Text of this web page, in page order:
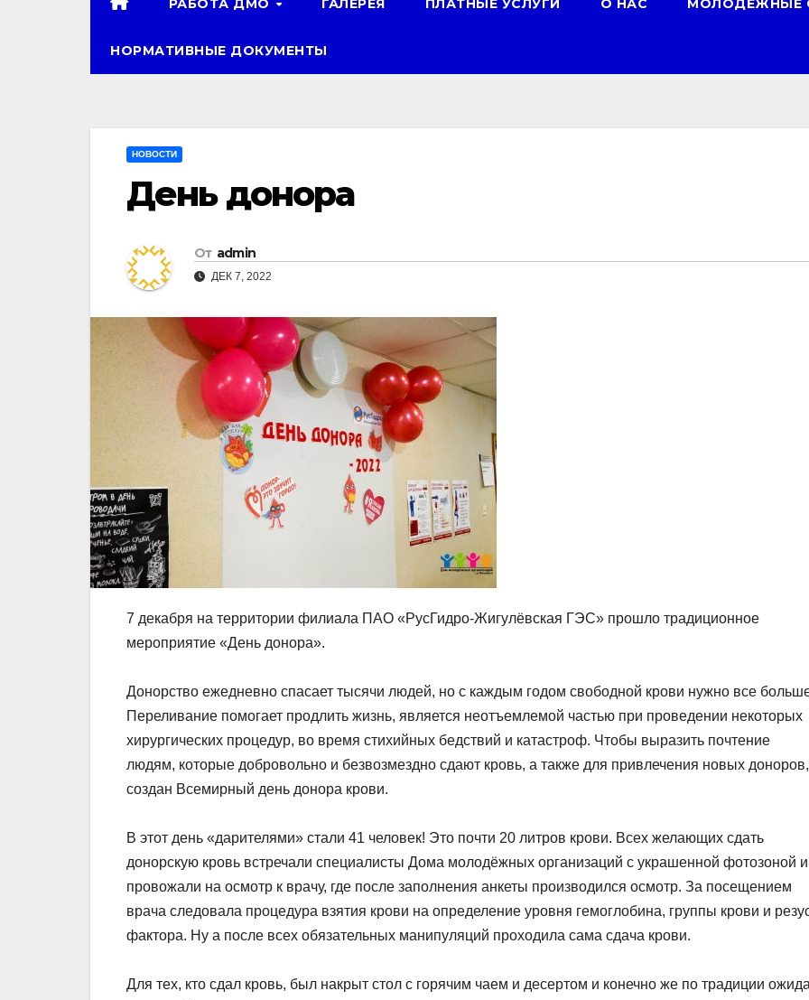
РАБОТА ДМО ГАЛЕРЕЯ ПЛАТНЫЕ УСЛУГИ О НАС МОЛОДЕЖНЫЕ
НОРМАТИВНЫЕ ДОКУМЕНТЫ
НОВОСТИ
День донора
От admin
ДЕК 7, 2022
7 декабря на территории филиала ПАО «РусГидро-Жигулёвская ГЭС» прошло традиционное
мероприятие «День донора».
Донорство ежедневно спасает тысячи людей, но с каждым годом свободной крови нужно все
Переливание помогает продлить жизнь, является неотъемлемой частью при проведении некоторых
хирургических процедур, во время стихийных бедствий и катастроф. Чтобы выразить почтение
людям, которые добровольно и безвозмездно сдают кровь, а также для привлечения новых доноров,
создан Всемирный день донора крови.
В этот день «дарителями» стали 41 человек! Это почти 20 литров крови. Всех желающих сдать
донорскую кровь встречали специалисты Дома молодёжных организаций с украшенной фотозоной и
провожали на осмотр к врачу, где после заполнения анкеты производился осмотр. За посещением
врача следовала процедура взятия крови на определение уровня гемоглобина, группы крови и
фактора. Ну а после всех обязательных манипуляций проходила сама сдача крови.
Для тех, кто сдал кровь, был накрыт стол с горячим чаем и десертом и конечно же по традиции